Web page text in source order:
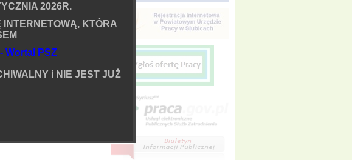
2026R.
INTERNETOWĄ, KTÓRA
Wortal PSZ
i NIE JEST JUŻ